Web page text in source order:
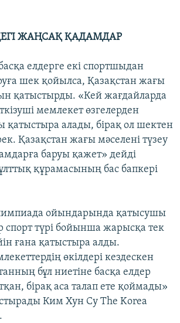
ЖАҢСАҚ ҚАДАМДАР
елдерге екі спортшыдан
шек қойылса, Қазақстан жағы
қатыстырды. «Кей жағдайларда
мемлекет өзгелерден
қатыстыра алады, бірақ ол шектен
Қазақстан жағы мәселені түзеу
баруы қажет» дейді
құрамасының бас бапкері
ойындарында қатысушы
спорт түрі бойынша жарысқа тек
ғана қатыстыра алды.
өкілдері кездескен
бұл ниетіне басқа елдер
бірақ аса талап ете қоймады»
Ким Хун Су The Korea